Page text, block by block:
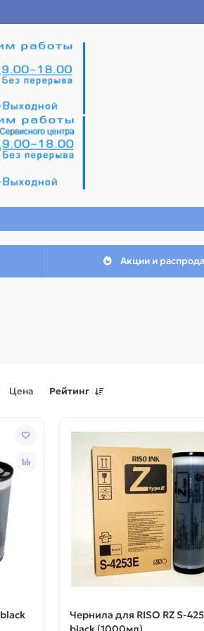
Акции и
Поступления товаров
23.06.2026 - Новое
запчастей для картриджей
принтеров, картриджи
Цена Рейтинг
Чернила для RISO RZ S-